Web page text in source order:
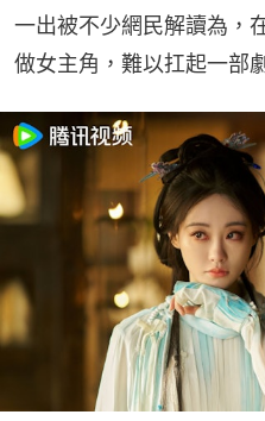
一出被不少網民解讀為，
做女主角，難以扛起一部